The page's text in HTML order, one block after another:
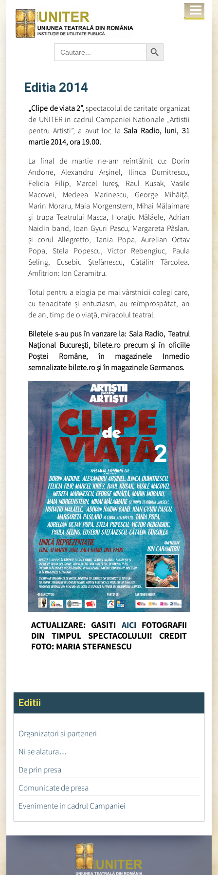
Search
for:
Search Button
Editia 2014
„Clipe de viata 2”,spectacolul de caritate organizat
de UNITER in cadrul Campaniei Nationale „Artistii
pentru Artisti”, a avut loc la Sala Radio, luni, 31
martie 2014, ora 19.00.
La final de martie ne-am reîntâlnit cu: Dorin
Andone, Alexandru Arşinel, Ilinca Dumitrescu,
Felicia Filip, Marcel Iureş, Raul Kusak, Vasile
Macovei, Medeea Marinescu, George Mihăiţă,
Marin Moraru, Maia Morgenstern, Mihai Mălaimare
şi trupa Teatrului Masca, Horaţiu Mălăele, Adrian
Naidin band, Ioan Gyuri Pascu, Margareta Pâslaru
şi corul Allegretto, Tania Popa, Aurelian Octav
Popa, Stela Popescu, Victor Rebengiuc, Paula
Seling, Eusebiu Ştefănescu, Cătălin Târcolea.
Amfitrion: Ion Caramitru.
Totul pentru a elogia pe mai vârstnicii colegi care,
cu tenacitate şi entuziasm, au reîmprospătat, an
de an, timp de o viaţă, miracolul teatral.
Biletele s-au pus în vanzare la: Sala Radio, Teatrul
Naţional Bucureşti, bilete.ro precum şi în oficiile
Poştei Române, în magazinele Inmedio
semnalizate bilete.ro şi în magazinele Germanos.
ACTUALIZARE: GASITI AICI FOTOGRAFII
DIN TIMPUL SPECTACOLULUI! CREDIT
FOTO: MARIA STEFANESCU
Editii
Organizatori si parteneri
Ni se alatura…
De prin presa
Comunicate de presa
Evenimente in cadrul Campaniei